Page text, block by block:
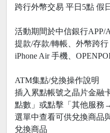
跨行外幣交易 平日5點 假
活動期間於中信銀行APP/
提款/存款/轉帳、外幣跨
iPhone Air 手機、
ATM集點/兌換操作說明
插入累點帳號之晶片金融
點數」或點擊「其他服務
選單中查看可供兌換商品
兌換商品